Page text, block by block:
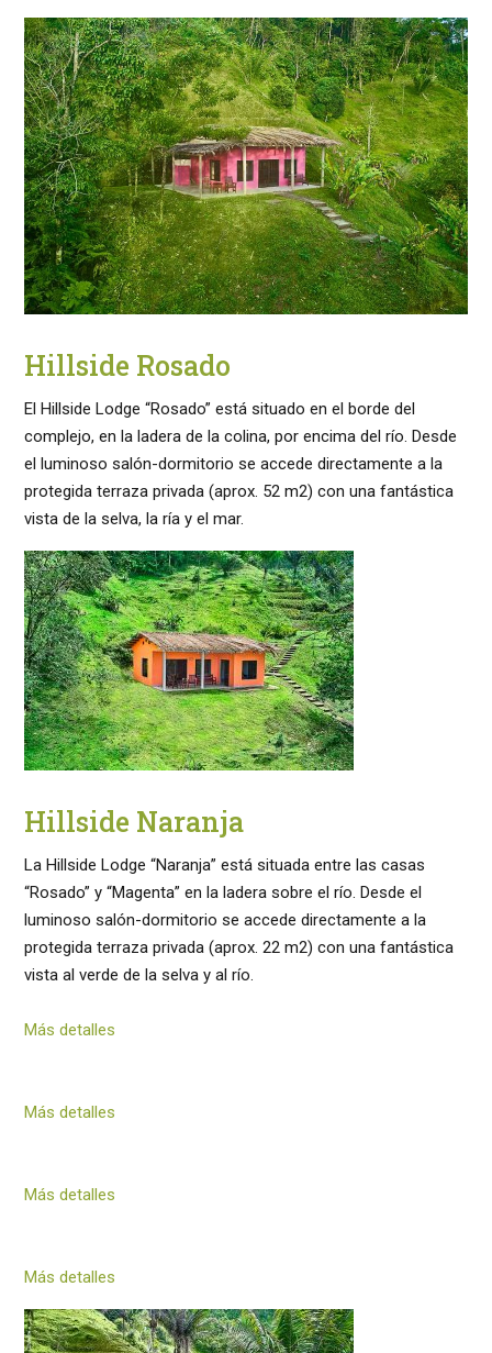
Hillside Rosado
El Hillside Lodge “Rosado” está situado en el borde del
complejo, en la ladera de la colina, por encima del río. Desde
el luminoso salón-dormitorio se accede directamente a la
protegida terraza privada (aprox. 52 m2) con una fantástica
vista de la selva, la ría y el mar.
Hillside Naranja
La Hillside Lodge “Naranja” está situada entre las casas
“Rosado” y “Magenta” en la ladera sobre el río. Desde el
luminoso salón-dormitorio se accede directamente a la
protegida terraza privada (aprox. 22 m2) con una fantástica
vista al verde de la selva y al río.
Más detalles
Más detalles
Más detalles
Más detalles